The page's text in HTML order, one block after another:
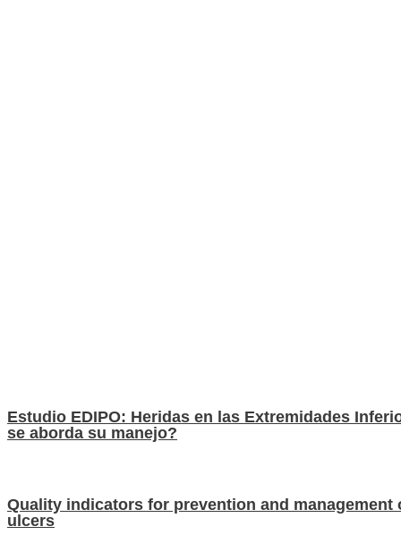
Estudio EDIPO: Heridas en las Extremidades
se aborda su manejo?
Quality indicators for prevention and management
ulcers